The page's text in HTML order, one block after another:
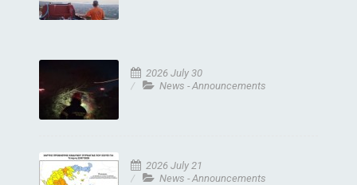
2026 July 30
News - Announcements
2026 July 21
News - Announcements